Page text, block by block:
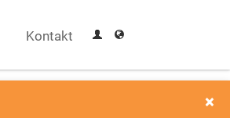
Kontakt
×